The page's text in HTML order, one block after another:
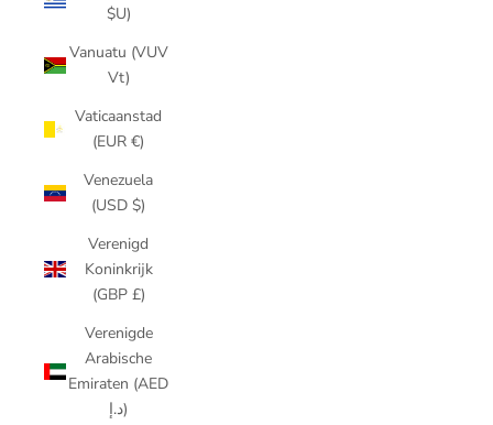
$U)
Vanuatu (VUV
Vt)
Vaticaanstad
(EUR €)
Venezuela
(USD $)
Verenigd
Koninkrijk
(GBP £)
Verenigde
Arabische
Emiraten (AED
د.إ)